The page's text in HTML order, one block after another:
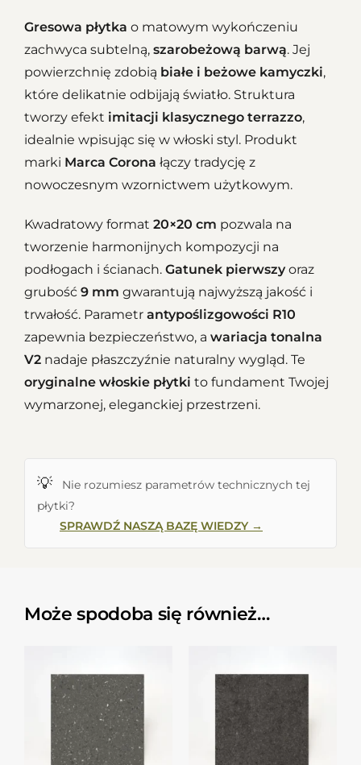
Gresowa płytka o matowym wykończeniu
zachwyca subtelną, szarobeżową barwą. Jej
powierzchnię zdobią białe i beżowe kamyczki,
które delikatnie odbijają światło. Struktura
tworzy efekt imitacji klasycznego terrazzo,
idealnie wpisując się w włoski styl. Produkt
marki Marca Corona łączy tradycję z
nowoczesnym wzornictwem użytkowym.
Kwadratowy format 20×20 cm pozwala na
tworzenie harmonijnych kompozycji na
podłogach i ścianach. Gatunek pierwszyoraz
grubość 9 mm gwarantują najwyższą jakość i
trwałość. Parametr antypoślizgowości R10
zapewnia bezpieczeństwo, a wariacja tonalna
V2 nadaje płaszczyźnie naturalny wygląd. Te
oryginalne włoskie płytki to fundament Twojej
wymarzonej, eleganckiej przestrzeni.
💡
Nie rozumiesz parametrów technicznych tej
płytki?
SPRAWDŹ NASZĄ BAZĘ WIEDZY →
Może spodoba się również…